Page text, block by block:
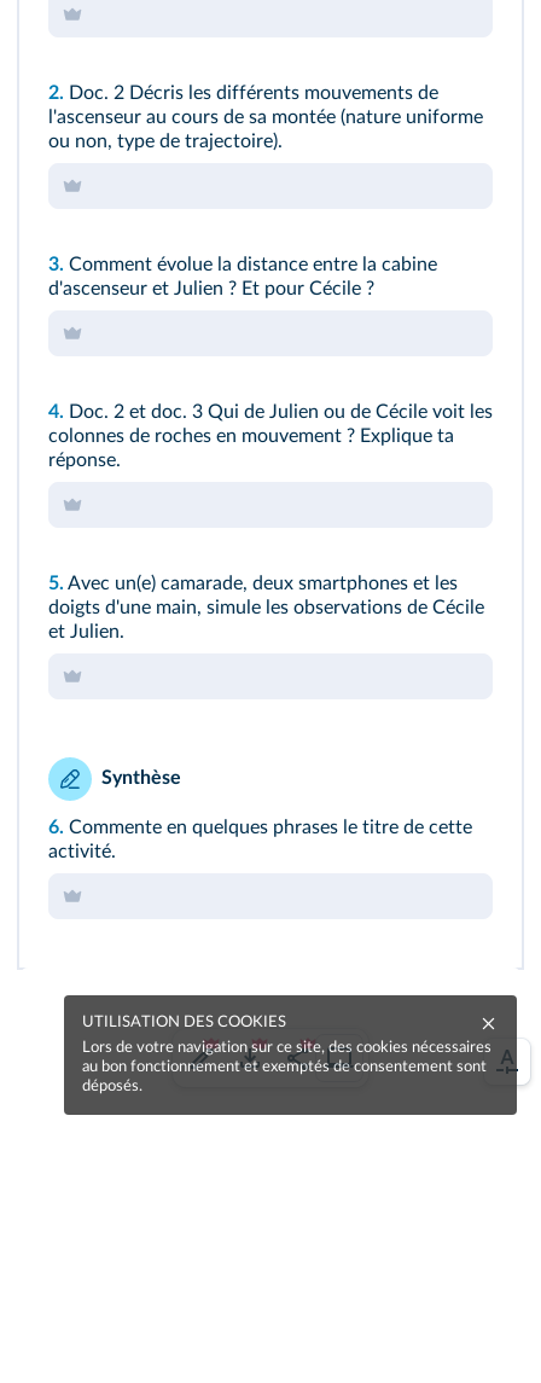
2. Doc. 2 Décris les différents mouvements de
l'ascenseur au cours de sa montée (nature uniforme
ou non, type de trajectoire).
3. Comment évolue la distance entre la cabine
d'ascenseur et Julien ? Et pour Cécile ?
4. Doc. 2 et doc. 3 Qui de Julien ou de Cécile voit les
colonnes de roches en mouvement ? Explique ta
réponse.
5. Avec un(e) camarade, deux smartphones et les
doigts d'une main, simule les observations de Cécile
et Julien.
Synthèse
6. Commente en quelques phrases le titre de cette
activité.
UTILISATION DES COOKIES
Lors de votre navigation sur ce site, des cookies nécessaires
au bon fonctionnement et exemptés de consentement sont
déposés.